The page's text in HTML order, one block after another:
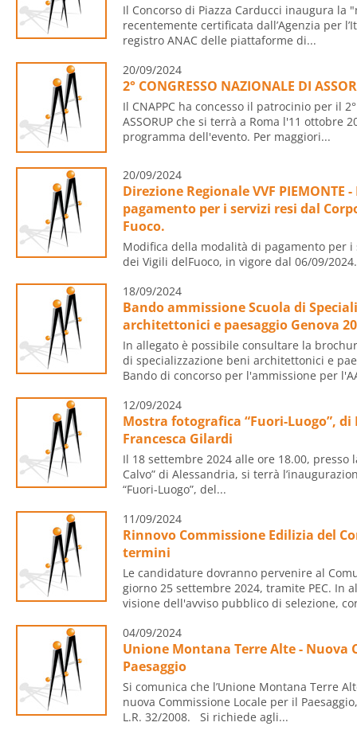
Il Concorso di Piazza Carducci inaugura la
recentemente certificata dall’Agenzia per
registro ANAC delle piattaforme di...
20/09/2024
2° CONGRESSO NAZIONALE DI
Il CNAPPC ha concesso il patrocinio per il
ASSORUP che si terrà a Roma l'11 ottobre
programma dell'evento. Per maggiori...
20/09/2024
Direzione Regionale VVF
pagamento per i servizi resi dal
Fuoco.
Modifica della modalità di pagamento per
dei Vigili delFuoco, in vigore dal 06/09/2024.
18/09/2024
Bando ammissione Scuola di
architettonici e paesaggio Genova
In allegato è possibile consultare la
di specializzazione beni architettonici e
Bando di concorso per l'ammissione per
12/09/2024
Mostra fotografica “Fuori-Luogo”,
Francesca Gilardi
Il 18 settembre 2024 alle ore 18.00, presso
Calvo” di Alessandria, si terrà
“Fuori-Luogo”, del...
11/09/2024
Rinnovo Commissione Edilizia del
termini
Le candidature dovranno pervenire al
giorno 25 settembre 2024, tramite PEC. In
visione dell'avviso pubblico di selezione,
04/09/2024
Unione Montana Terre Alte - Nuova
Paesaggio
Si comunica che l’Unione Montana Terre
nuova Commissione Locale per il
L.R. 32/2008. Si richiede agli...